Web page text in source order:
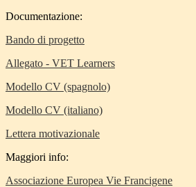
Documentazione:
Bando di progetto
Allegato - VET Learners
Modello CV (spagnolo)
Modello CV (italiano)
Lettera motivazionale
Maggiori info:
Associazione Europea Vie Francigene